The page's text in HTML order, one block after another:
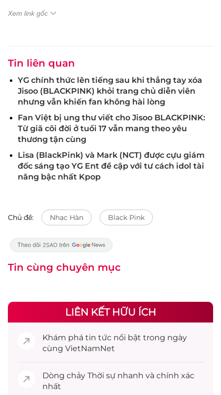
Xem link gốc
Tin liên quan
YG chính thức lên tiếng sau khi thẳng tay xóa
Jisoo (BLACKPINK) khỏi trang chủ diễn viên
nhưng vẫn khiến fan không hài lòng
Fan Việt bị ung thư viết cho Jisoo BLACKPINK:
Từ giã cõi đời ở tuổi 17 vẫn mang theo yêu
thương tận cùng
Lisa (BlackPink) và Mark (NCT) được cựu giám
đốc sáng tạo YG Ent đề cập với tư cách idol tài
năng bậc nhất Kpop
Chủ đề: Nhạc Hàn Black Pink
Tin cùng chuyên mục
LIÊN KẾT HỮU ÍCH
Khám phá tin tức nổi bật trong ngày
cùng VietNamNet
Dòng chảy Thời sự nhanh và chính xác
nhất